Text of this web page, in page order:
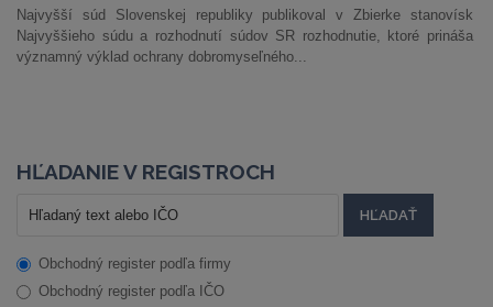
Najvyšší súd Slovenskej republiky publikoval v Zbierke stanovísk
Najvyššieho súdu a rozhodnutí súdov SR rozhodnutie, ktoré prináša
významný výklad ochrany dobromyseľného...
HĽADANIE V REGISTROCH
Obchodný register podľa firmy
Obchodný register podľa IČO